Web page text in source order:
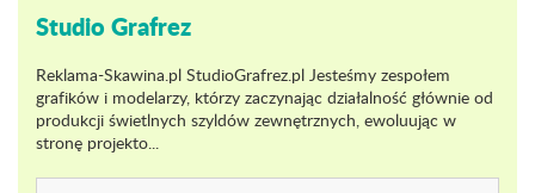
Studio Grafrez
Reklama-Skawina.pl StudioGrafrez.pl Jesteśmy zespołem
grafików i modelarzy, którzy zaczynając działalność głównie od
produkcji świetlnych szyldów zewnętrznych, ewoluując w
stronę projekto...